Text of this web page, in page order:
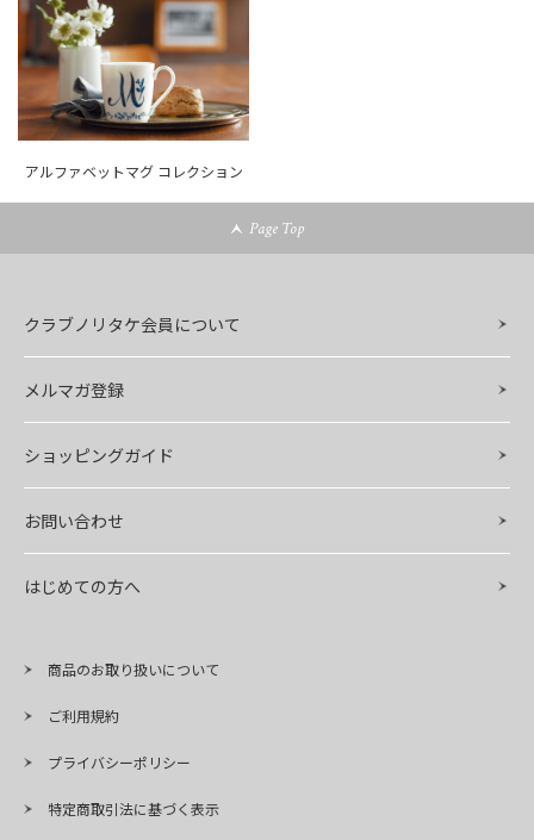
アルファベットマグ コレクション
Page Top
クラブノリタケ会員について
メルマガ登録
ショッピングガイド
お問い合わせ
はじめての方へ
商品のお取り扱いについて
ご利用規約
プライバシーポリシー
特定商取引法に基づく表示